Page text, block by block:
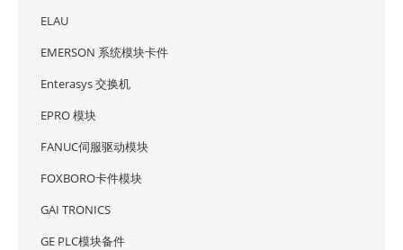
ELAU
EMERSON 系统模块卡件
Enterasys 交换机
EPRO 模块
FANUC伺服驱动模块
FOXBORO卡件模块
GAI TRONICS
GE PLC模块备件